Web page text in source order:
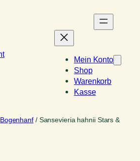
Mein Konto
Shop
Warenkorb
Kasse
Bogenhanf/ Sansevieria hahnii Stars &